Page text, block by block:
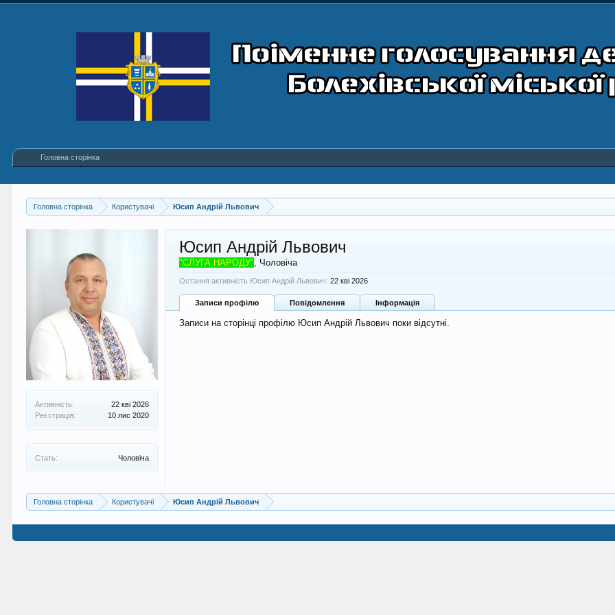
Головна сторінка Користувачі Юсип Андрій Львович
Активність:
22 кві 2026
Реєстрація:
10 лис 2020
Стать: Чоловіча
Юсип Андрій Львович
"СЛУГА НАРОДУ", Чоловіча
Остання активність Юсип Андрій Львович: 22 кві 2026
Записи профілю Повідомлення Інформація
Записи на сторінці профілю Юсип Андрій Львович поки відсутні.
Головна сторінка Користувачі Юсип Андрій Львович
Головна сторінка